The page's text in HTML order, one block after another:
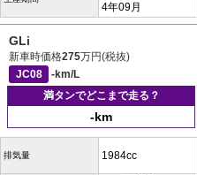
4年09月
GLi
新車時価格275万円(税抜)
JC08
-km/L
満タンでどこまで走る？
-km
排気量 1984cc